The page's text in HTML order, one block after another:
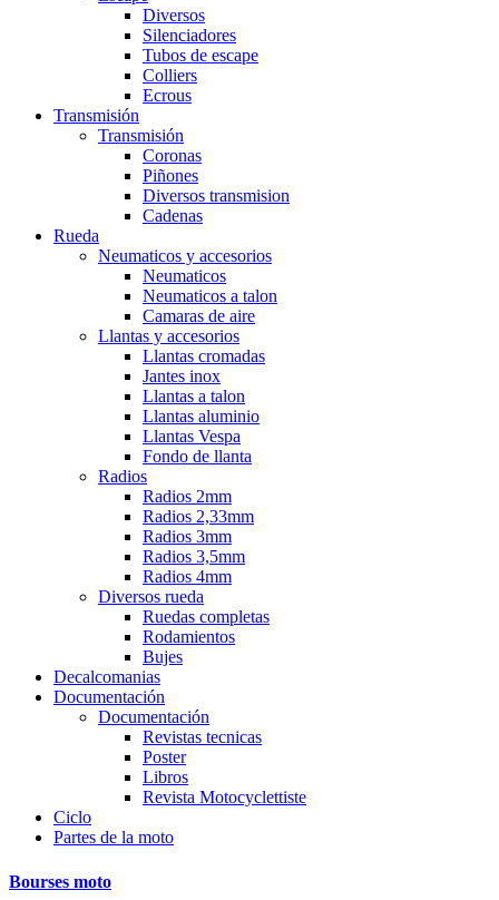
Diversos
Silenciadores
Tubos de escape
Colliers
Ecrous
Transmisión
Transmisión
Coronas
Piñones
Diversos transmision
Cadenas
Rueda
Neumaticos y accesorios
Neumaticos
Neumaticos a talon
Camaras de aire
Llantas y accesorios
Llantas cromadas
Jantes inox
Llantas a talon
Llantas aluminio
Llantas Vespa
Fondo de llanta
Radios
Radios 2mm
Radios 2,33mm
Radios 3mm
Radios 3,5mm
Radios 4mm
Diversos rueda
Ruedas completas
Rodamientos
Bujes
Decalcomanias
Documentación
Documentación
Revistas tecnicas
Poster
Libros
Revista Motocyclettiste
Ciclo
Partes de la moto
Bourses moto